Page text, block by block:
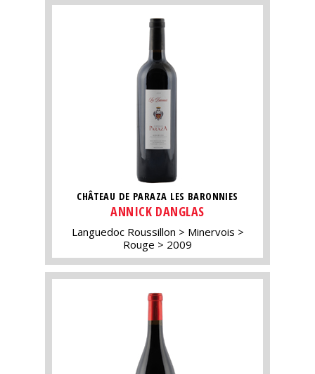
CHÂTEAU DE PARAZA LES BARONNIES
ANNICK DANGLAS
Languedoc Roussillon
Minervois
Rouge
2009